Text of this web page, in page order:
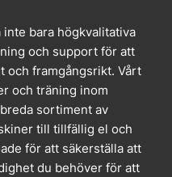
bara högkvalitativa
och support för att
och framgångsrikt. Vårt
och träning inom
sortiment av
till tillfällig el och
för att säkerställa att
du behöver för att